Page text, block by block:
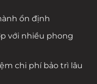
ổn định
với nhiều phong
chi phí bảo trì lâu